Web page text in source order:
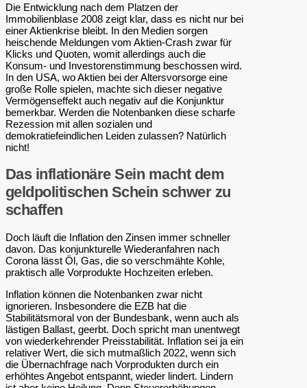
Die Entwicklung nach dem Platzen der
Immobilienblase 2008 zeigt klar, dass es nicht nur bei
einer Aktienkrise bleibt. In den Medien sorgen
heischende Meldungen vom Aktien-Crash zwar für
Klicks und Quoten, womit allerdings auch die
Konsum- und Investorenstimmung beschossen wird.
In den USA, wo Aktien bei der Altersvorsorge eine
große Rolle spielen, machte sich dieser negative
Vermögenseffekt auch negativ auf die Konjunktur
bemerkbar. Werden die Notenbanken diese scharfe
Rezession mit allen sozialen und
demokratiefeindlichen Leiden zulassen? Natürlich
nicht!
Das inflationäre Sein macht dem
geldpolitischen Schein schwer zu
schaffen
Doch läuft die Inflation den Zinsen immer schneller
davon. Das konjunkturelle Wiederanfahren nach
Corona lässt Öl, Gas, die so verschmähte Kohle,
praktisch alle Vorprodukte Hochzeiten erleben.
Inflation können die Notenbanken zwar nicht
ignorieren. Insbesondere die EZB hat die
Stabilitätsmoral von der Bundesbank, wenn auch als
lästigen Ballast, geerbt. Doch spricht man unentwegt
von wiederkehrender Preisstabilität. Inflation sei ja ein
relativer Wert, die sich mutmaßlich 2022, wenn sich
die Übernachfrage nach Vorprodukten durch ein
erhöhtes Angebot entspannt, wieder lindert. Lindern